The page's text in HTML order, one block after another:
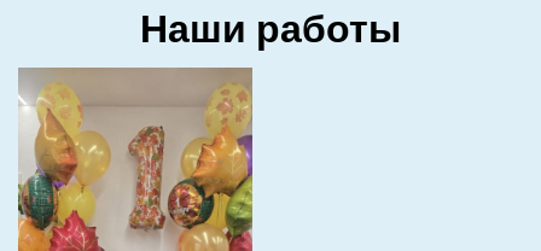
Наши работы